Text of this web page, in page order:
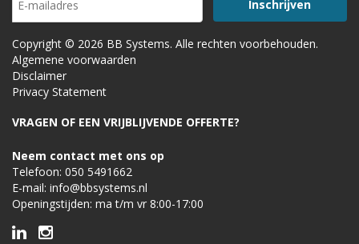
Copyright © 2026 BB Systems. Alle rechten voorbehouden.
Algemene voorwaarden
Disclaimer
Privacy Statement
VRAGEN OF EEN VRIJBLIJVENDE OFFERTE?
Neem contact met ons op
Telefoon: 050 5491662
E-mail: info@bbsystems.nl
Openingstijden: ma t/m vr 8:00-17:00